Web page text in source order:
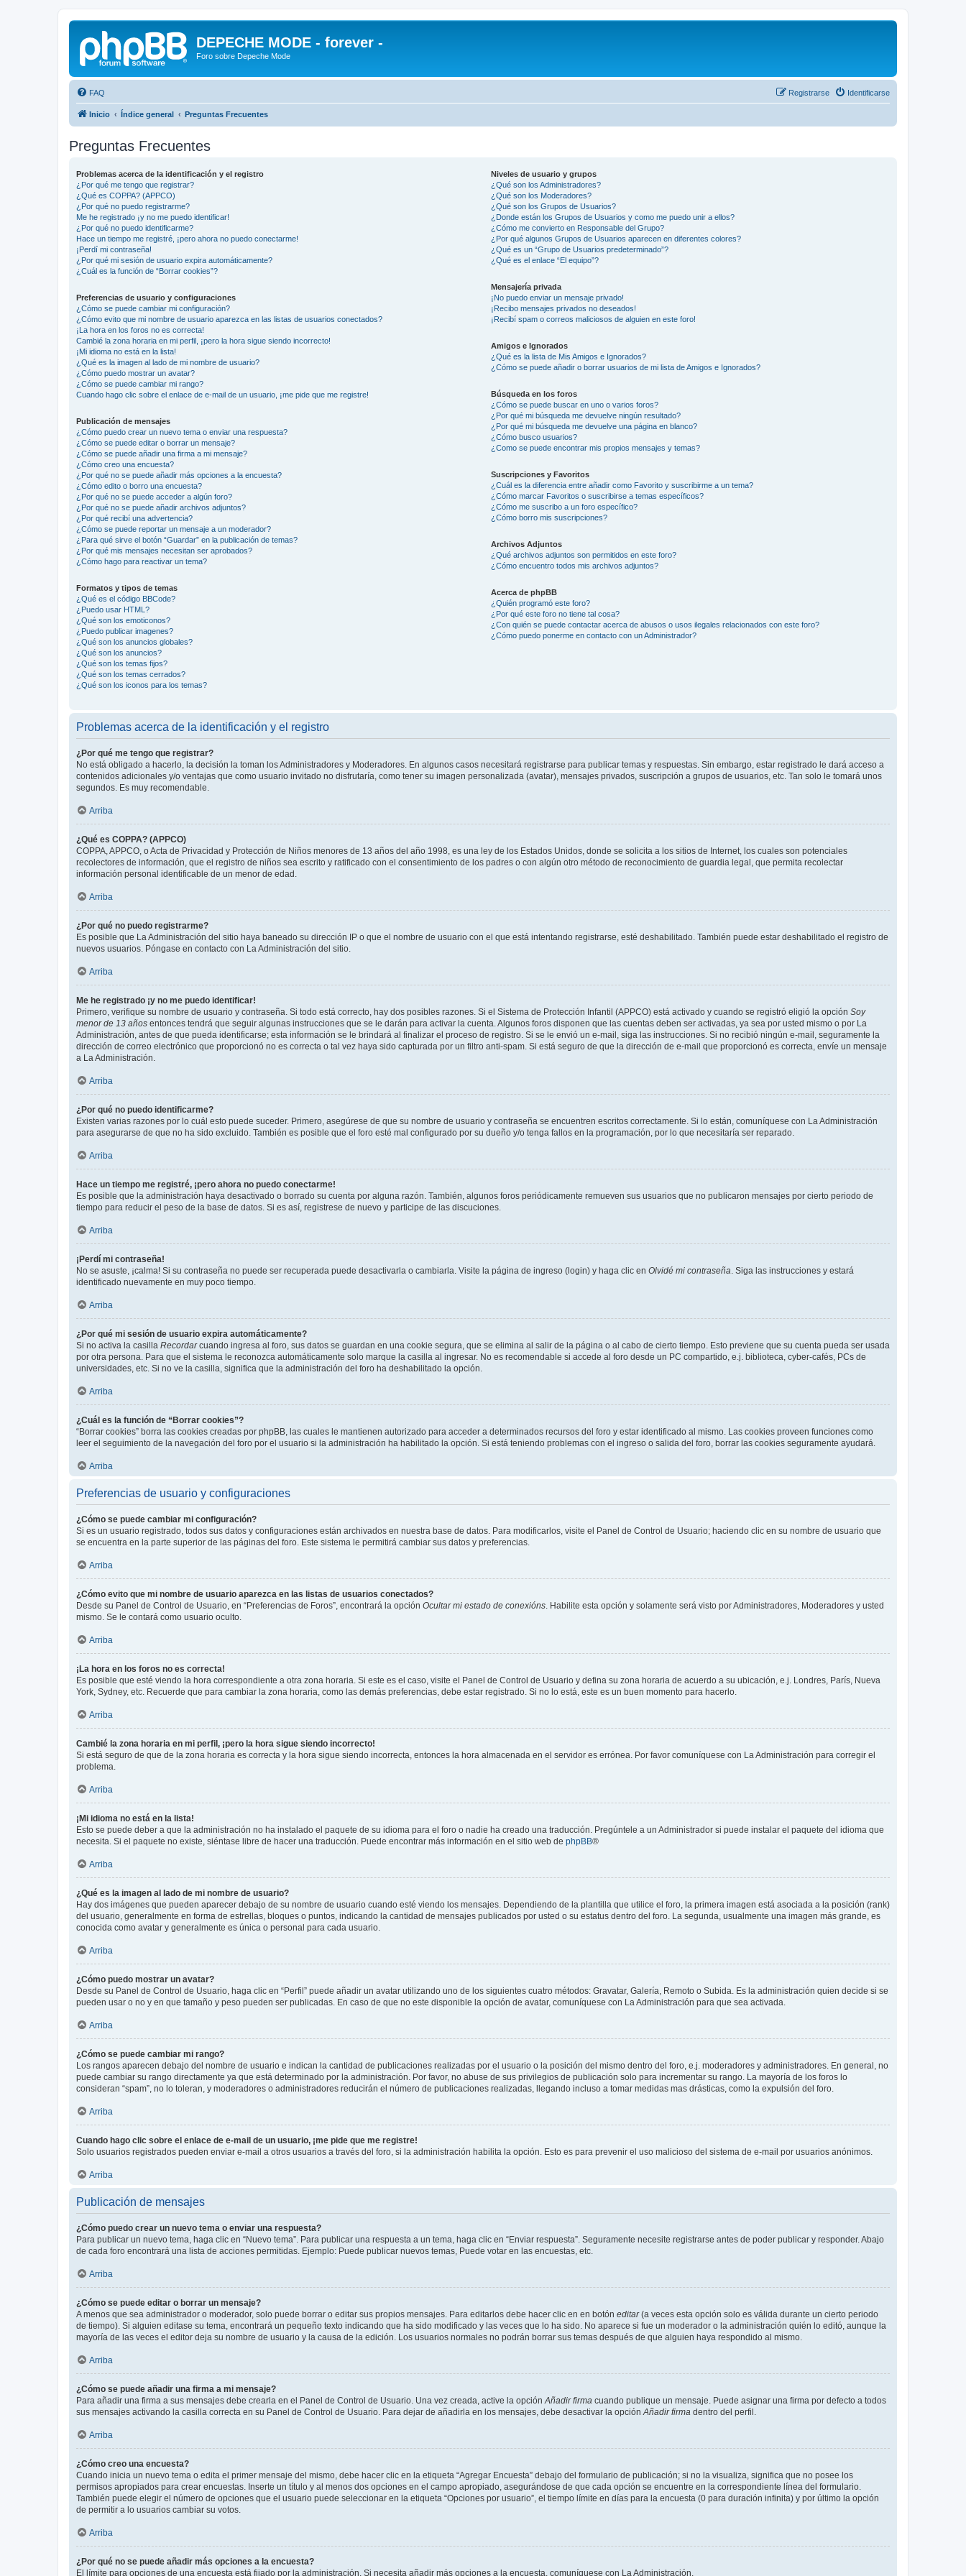
DEPECHE MODE - forever -
Foro sobre Depeche Mode
FAQ Identificarse
Registrarse
Inicio Índice general Preguntas Frecuentes
Preguntas Frecuentes
Problemas acerca de la identificación y el registro
¿Por qué me tengo que registrar?
¿Qué es COPPA? (APPCO)
¿Por qué no puedo registrarme?
Me he registrado ¡y no me puedo identificar!
¿Por qué no puedo identificarme?
Hace un tiempo me registré, ¡pero ahora no puedo conectarme!
¡Perdí mi contraseña!
¿Por qué mi sesión de usuario expira automáticamente?
¿Cuál es la función de “Borrar cookies”?
Preferencias de usuario y configuraciones
¿Cómo se puede cambiar mi configuración?
¿Cómo evito que mi nombre de usuario aparezca en las listas de usuarios conectados?
¡La hora en los foros no es correcta!
Cambié la zona horaria en mi perfil, ¡pero la hora sigue siendo incorrecto!
¡Mi idioma no está en la lista!
¿Qué es la imagen al lado de mi nombre de usuario?
¿Cómo puedo mostrar un avatar?
¿Cómo se puede cambiar mi rango?
Cuando hago clic sobre el enlace de e-mail de un usuario, ¡me pide que me registre!
Publicación de mensajes
¿Cómo puedo crear un nuevo tema o enviar una respuesta?
¿Cómo se puede editar o borrar un mensaje?
¿Cómo se puede añadir una firma a mi mensaje?
¿Cómo creo una encuesta?
¿Por qué no se puede añadir más opciones a la encuesta?
¿Cómo edito o borro una encuesta?
¿Por qué no se puede acceder a algún foro?
¿Por qué no se puede añadir archivos adjuntos?
¿Por qué recibí una advertencia?
¿Cómo se puede reportar un mensaje a un moderador?
¿Para qué sirve el botón “Guardar” en la publicación de temas?
¿Por qué mis mensajes necesitan ser aprobados?
¿Cómo hago para reactivar un tema?
Formatos y tipos de temas
¿Qué es el código BBCode?
¿Puedo usar HTML?
¿Qué son los emoticonos?
¿Puedo publicar imagenes?
¿Qué son los anuncios globales?
¿Qué son los anuncios?
¿Qué son los temas fijos?
¿Qué son los temas cerrados?
¿Qué son los iconos para los temas?
Niveles de usuario y grupos
¿Qué son los Administradores?
¿Qué son los Moderadores?
¿Qué son los Grupos de Usuarios?
¿Donde están los Grupos de Usuarios y como me puedo unir a ellos?
¿Cómo me convierto en Responsable del Grupo?
¿Por qué algunos Grupos de Usuarios aparecen en diferentes colores?
¿Qué es un “Grupo de Usuarios predeterminado”?
¿Qué es el enlace “El equipo”?
Mensajería privada
¡No puedo enviar un mensaje privado!
¡Recibo mensajes privados no deseados!
¡Recibí spam o correos maliciosos de alguien en este foro!
Amigos e Ignorados
¿Qué es la lista de Mis Amigos e Ignorados?
¿Cómo se puede añadir o borrar usuarios de mi lista de Amigos e Ignorados?
Búsqueda en los foros
¿Cómo se puede buscar en uno o varios foros?
¿Por qué mi búsqueda me devuelve ningún resultado?
¿Por qué mi búsqueda me devuelve una página en blanco?
¿Cómo busco usuarios?
¿Como se puede encontrar mis propios mensajes y temas?
Suscripciones y Favoritos
¿Cuál es la diferencia entre añadir como Favorito y suscribirme a un tema?
¿Cómo marcar Favoritos o suscribirse a temas específicos?
¿Cómo me suscribo a un foro específico?
¿Cómo borro mis suscripciones?
Archivos Adjuntos
¿Qué archivos adjuntos son permitidos en este foro?
¿Cómo encuentro todos mis archivos adjuntos?
Acerca de phpBB
¿Quién programó este foro?
¿Por qué este foro no tiene tal cosa?
¿Con quién se puede contactar acerca de abusos o usos ilegales relacionados con este foro?
¿Cómo puedo ponerme en contacto con un Administrador?
Problemas acerca de la identificación y el registro
¿Por qué me tengo que registrar?
No está obligado a hacerlo, la decisión la toman los Administradores y Moderadores. En algunos casos necesitará registrarse para publicar temas y respuestas. Sin embargo, estar registrado le dará acceso a
contenidos adicionales y/o ventajas que como usuario invitado no disfrutaría, como tener su imagen personalizada (avatar), mensajes privados, suscripción a grupos de usuarios, etc. Tan solo le tomará unos
segundos. Es muy recomendable.
Arriba
¿Qué es COPPA? (APPCO)
COPPA, APPCO, o Acta de Privacidad y Protección de Niños menores de 13 años del año 1998, es una ley de los Estados Unidos, donde se solicita a los sitios de Internet, los cuales son potenciales
recolectores de información, que el registro de niños sea escrito y ratificado con el consentimiento de los padres o con algún otro método de reconocimiento de guardia legal, que permita recolectar
información personal identificable de un menor de edad.
Arriba
¿Por qué no puedo registrarme?
Es posible que La Administración del sitio haya baneado su dirección IP o que el nombre de usuario con el que está intentando registrarse, esté deshabilitado. También puede estar deshabilitado el registro de
nuevos usuarios. Póngase en contacto con La Administración del sitio.
Arriba
Me he registrado ¡y no me puedo identificar!
Primero, verifique su nombre de usuario y contraseña. Si todo está correcto, hay dos posibles razones. Si el Sistema de Protección Infantil (APPCO) está activado y cuando se registró eligió la opción Soy
menor de 13 años entonces tendrá que seguir algunas instrucciones que se le darán para activar la cuenta. Algunos foros disponen que las cuentas deben ser activadas, ya sea por usted mismo o por La
Administración, antes de que pueda identificarse; esta información se le brindará al finalizar el proceso de registro. Si se le envió un e-mail, siga las instrucciones. Si no recibió ningún e-mail, seguramente la
dirección de correo electrónico que proporcionó no es correcta o tal vez haya sido capturada por un filtro anti-spam. Si está seguro de que la dirección de e-mail que proporcionó es correcta, envíe un mensaje
a La Administración.
Arriba
¿Por qué no puedo identificarme?
Existen varias razones por lo cuál esto puede suceder. Primero, asegúrese de que su nombre de usuario y contraseña se encuentren escritos correctamente. Si lo están, comuníquese con La Administración
para asegurarse de que no ha sido excluido. También es posible que el foro esté mal configurado por su dueño y/o tenga fallos en la programación, por lo que necesitaría ser reparado.
Arriba
Hace un tiempo me registré, ¡pero ahora no puedo conectarme!
Es posible que la administración haya desactivado o borrado su cuenta por alguna razón. También, algunos foros periódicamente remueven sus usuarios que no publicaron mensajes por cierto periodo de
tiempo para reducir el peso de la base de datos. Si es así, registrese de nuevo y participe de las discuciones.
Arriba
¡Perdí mi contraseña!
No se asuste, ¡calma! Si su contraseña no puede ser recuperada puede desactivarla o cambiarla. Visite la página de ingreso (login) y haga clic en Olvidé mi contraseña . Siga las instrucciones y estará
identificado nuevamente en muy poco tiempo.
Arriba
¿Por qué mi sesión de usuario expira automáticamente?
Si no activa la casilla Recordarcuando ingresa al foro, sus datos se guardan en una cookie segura, que se elimina al salir de la página o al cabo de cierto tiempo. Esto previene que su cuenta pueda ser usada
por otra persona. Para que el sistema le reconozca automáticamente solo marque la casilla al ingresar. No es recomendable si accede al foro desde un PC compartido, e.j. biblioteca, cyber-cafés, PCs de
universidades, etc. Si no ve la casilla, significa que la administración del foro ha deshabilitado la opción.
Arriba
¿Cuál es la función de “Borrar cookies”?
“Borrar cookies” borra las cookies creadas por phpBB, las cuales le mantienen autorizado para acceder a determinados recursos del foro y estar identificado al mismo. Las cookies proveen funciones como
leer el seguimiento de la navegación del foro por el usuario si la administración ha habilitado la opción. Si está teniendo problemas con el ingreso o salida del foro, borrar las cookies seguramente ayudará.
Arriba
Preferencias de usuario y configuraciones
¿Cómo se puede cambiar mi configuración?
Si es un usuario registrado, todos sus datos y configuraciones están archivados en nuestra base de datos. Para modificarlos, visite el Panel de Control de Usuario; haciendo clic en su nombre de usuario que
se encuentra en la parte superior de las páginas del foro. Este sistema le permitirá cambiar sus datos y preferencias.
Arriba
¿Cómo evito que mi nombre de usuario aparezca en las listas de usuarios conectados?
Desde su Panel de Control de Usuario, en “Preferencias de Foros”, encontrará la opción Ocultar mi estado de conexións . Habilite esta opción y solamente será visto por Administradores, Moderadores y usted
mismo. Se le contará como usuario oculto.
Arriba
¡La hora en los foros no es correcta!
Es posible que esté viendo la hora correspondiente a otra zona horaria. Si este es el caso, visite el Panel de Control de Usuario y defina su zona horaria de acuerdo a su ubicación, e.j. Londres, París, Nueva
York, Sydney, etc. Recuerde que para cambiar la zona horaria, como las demás preferencias, debe estar registrado. Si no lo está, este es un buen momento para hacerlo.
Arriba
Cambié la zona horaria en mi perfil, ¡pero la hora sigue siendo incorrecto!
Si está seguro de que de la zona horaria es correcta y la hora sigue siendo incorrecta, entonces la hora almacenada en el servidor es errónea. Por favor comuníquese con La Administración para corregir el
problema.
Arriba
¡Mi idioma no está en la lista!
Esto se puede deber a que la administración no ha instalado el paquete de su idioma para el foro o nadie ha creado una traducción. Pregúntele a un Administrador si puede instalar el paquete del idioma que
necesita. Si el paquete no existe, siéntase libre de hacer una traducción. Puede encontrar más información en el sitio web de phpBB®
Arriba
¿Qué es la imagen al lado de mi nombre de usuario?
Hay dos imágenes que pueden aparecer debajo de su nombre de usuario cuando esté viendo los mensajes. Dependiendo de la plantilla que utilice el foro, la primera imagen está asociada a la posición (rank)
del usuario, generalmente en forma de estrellas, bloques o puntos, indicando la cantidad de mensajes publicados por usted o su estatus dentro del foro. La segunda, usualmente una imagen más grande, es
conocida como avatar y generalmente es única o personal para cada usuario.
Arriba
¿Cómo puedo mostrar un avatar?
Desde su Panel de Control de Usuario, haga clic en “Perfil” puede añadir un avatar utilizando uno de los siguientes cuatro métodos: Gravatar, Galería, Remoto o Subida. Es la administración quien decide si se
pueden usar o no y en que tamaño y peso pueden ser publicadas. En caso de que no este disponible la opción de avatar, comuníquese con La Administración para que sea activada.
Arriba
¿Cómo se puede cambiar mi rango?
Los rangos aparecen debajo del nombre de usuario e indican la cantidad de publicaciones realizadas por el usuario o la posición del mismo dentro del foro, e.j. moderadores y administradores. En general, no
puede cambiar su rango directamente ya que está determinado por la administración. Por favor, no abuse de sus privilegios de publicación solo para incrementar su rango. La mayoría de los foros lo
consideran “spam”, no lo toleran, y moderadores o administradores reducirán el número de publicaciones realizadas, llegando incluso a tomar medidas mas drásticas, como la expulsión del foro.
Arriba
Cuando hago clic sobre el enlace de e-mail de un usuario, ¡me pide que me registre!
Solo usuarios registrados pueden enviar e-mail a otros usuarios a través del foro, si la administración habilita la opción. Esto es para prevenir el uso malicioso del sistema de e-mail por usuarios anónimos.
Arriba
Publicación de mensajes
¿Cómo puedo crear un nuevo tema o enviar una respuesta?
Para publicar un nuevo tema, haga clic en “Nuevo tema”. Para publicar una respuesta a un tema, haga clic en “Enviar respuesta”. Seguramente necesite registrarse antes de poder publicar y responder. Abajo
de cada foro encontrará una lista de acciones permitidas. Ejemplo: Puede publicar nuevos temas, Puede votar en las encuestas, etc.
Arriba
¿Cómo se puede editar o borrar un mensaje?
A menos que sea administrador o moderador, solo puede borrar o editar sus propios mensajes. Para editarlos debe hacer clic en en botón editar(a veces esta opción solo es válida durante un cierto periodo
de tiempo). Si alguien editase su tema, encontrará un pequeño texto indicando que ha sido modificado y las veces que lo ha sido. No aparece si fue un moderador o la administración quién lo editó, aunque la
mayoría de las veces el editor deja su nombre de usuario y la causa de la edición. Los usuarios normales no podrán borrar sus temas después de que alguien haya respondido al mismo.
Arriba
¿Cómo se puede añadir una firma a mi mensaje?
Para añadir una firma a sus mensajes debe crearla en el Panel de Control de Usuario. Una vez creada, active la opción Añadir firma cuando publique un mensaje. Puede asignar una firma por defecto a todos
sus mensajes activando la casilla correcta en su Panel de Control de Usuario. Para dejar de añadirla en los mensajes, debe desactivar la opción Añadir firma dentro del perfil.
Arriba
¿Cómo creo una encuesta?
Cuando inicia un nuevo tema o edita el primer mensaje del mismo, debe hacer clic en la etiqueta “Agregar Encuesta” debajo del formulario de publicación; si no la visualiza, significa que no posee los
permisos apropiados para crear encuestas. Inserte un título y al menos dos opciones en el campo apropiado, asegurándose de que cada opción se encuentre en la correspondiente línea del formulario.
También puede elegir el número de opciones que el usuario puede seleccionar en la etiqueta “Opciones por usuario”, el tiempo límite en días para la encuesta (0 para duración infinita) y por último la opción
de permitir a lo usuarios cambiar su votos.
Arriba
¿Por qué no se puede añadir más opciones a la encuesta?
El límite para opciones de una encuesta está fijado por la administración. Si necesita añadir más opciones a la encuesta, comuníquese con La Administración.